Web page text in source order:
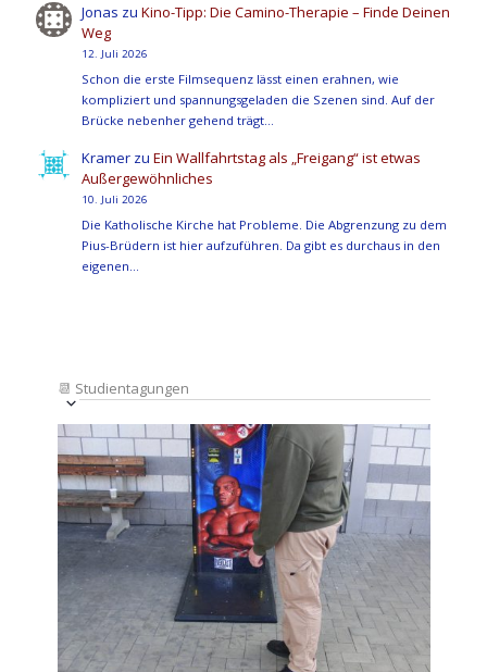
Jonas zuKino-Tipp: Die Camino-Therapie – Finde Deinen
Weg
12. Juli 2026
Schon die erste Filmsequenz lässt einen erahnen, wie
kompliziert und spannungsgeladen die Szenen sind. Auf der
Brücke nebenher gehend trägt…
Kramer zuEin Wallfahrtstag als „Freigang“ ist etwas
Außergewöhnliches
10. Juli 2026
Die Katholische Kirche hat Probleme. Die Abgrenzung zu dem
Pius-Brüdern ist hier aufzuführen. Da gibt es durchaus in den
eigenen…
📆 Studientagungen
Ansichten-
Navigation
Veranstaltung
Ansichten-
Navigation
auswählen.
List
of
Veranstaltungen
in
Photo
View